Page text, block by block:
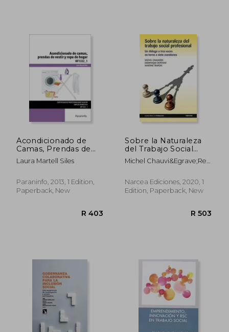
Acondicionado de
Camas, Prendas de
Vestir y Ropa de
Hogar (cp -
Profesionalidad) (in
Spanish)
Laura Martell Siles
Paraninfo, 2013, 1 Edition,
Paperback, New
Sobre la Naturaleza
del Trabajo Social
Profesional (in
Spanish)
Michel Chauvi&Egrave;Re;
Martine Trapon
Narcea Ediciones, 2020, 1
Edition, Paperback, New